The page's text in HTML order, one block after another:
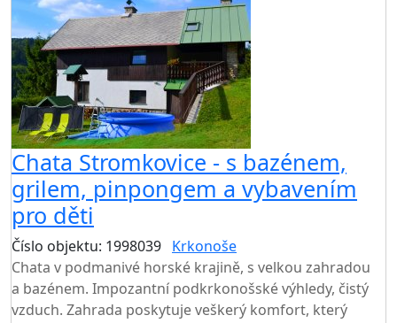
Chata Stromkovice - s bazénem,
grilem, pinpongem a vybavením
pro děti
Číslo objektu: 1998039 Krkonoše
Chata v podmanivé horské krajině, s velkou zahradou
a bazénem. Impozantní podkrkonošské výhledy, čistý
vzduch. Zahrada poskytuje veškerý komfort, který